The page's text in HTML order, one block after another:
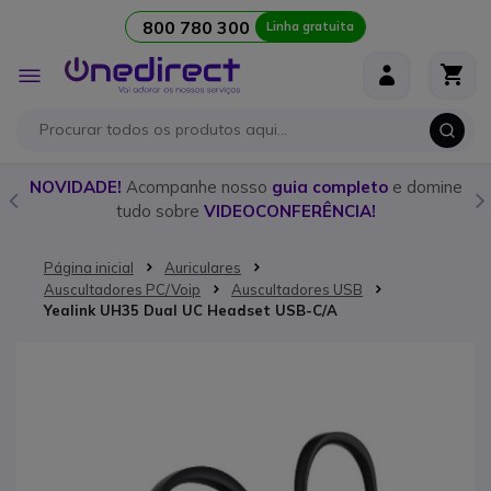
800 780 300 Linha gratuita
Alternar
Nav
NOVIDADE! Acompanhe nosso guia completoe domine
tudo sobre VIDEOCONFERÊNCIA!
Página inicial
Auriculares
Auscultadores PC/Voip
Auscultadores USB
Yealink UH35 Dual UC Headset USB-C/A